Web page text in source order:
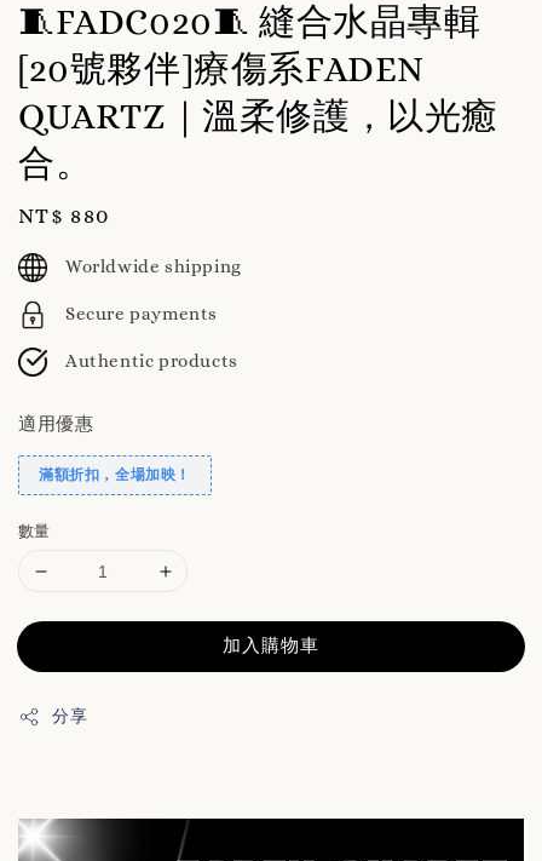
🧵FADC020🧵 縫合水晶專輯
[20號夥伴]療傷系FADEN
QUARTZ｜溫柔修護，以光癒
合。
Regular
price
NT$ 880
Worldwide shipping
Secure payments
Authentic products
適用優惠
滿額折扣，全場加映！
數量
加入購物車
分享